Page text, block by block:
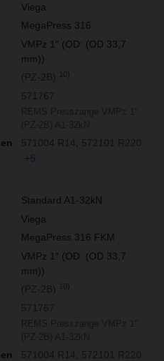
Viega
MegaPress 316
VMPz 1″ (OD: (OD 33,7
mm))
(PZ-2B)
10)
571767
571004 R14
572101 R220
+6
Standard A1-32kN
Viega
MegaPress 316 FKM
VMPz 1″ (OD: (OD 33,7
mm))
(PZ-2B)
10)
571767
571004 R14
572101 R220